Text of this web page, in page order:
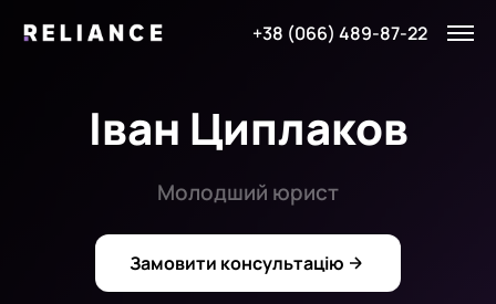
+38 (066) 489-87-22
Іван Циплаков
Молодший юрист
Замовити консультацію